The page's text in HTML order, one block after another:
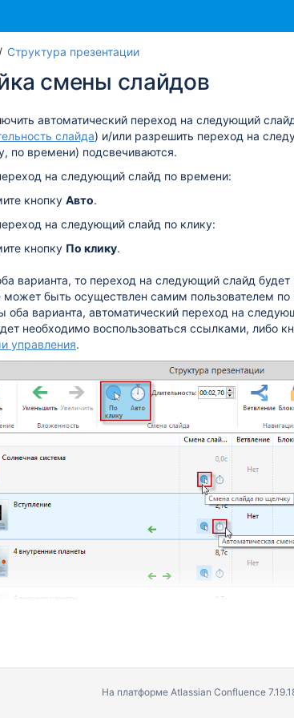
Структура презентации
концу
баннера
началу
баннера
смены слайдов
автоматический переход на следующий
слайда) и/или разрешить переход на
по времени) подсвечиваются.
на следующий слайд по времени:
кнопку Aвто.
на следующий слайд по клику:
кнопку По клику.
варианта, то переход на следующий слайд
может быть осуществлен самим пользователем
оба варианта, автоматический переход на
необходимо воспользоваться ссылками, либо
управления.
На платформе Atlassian Confluence